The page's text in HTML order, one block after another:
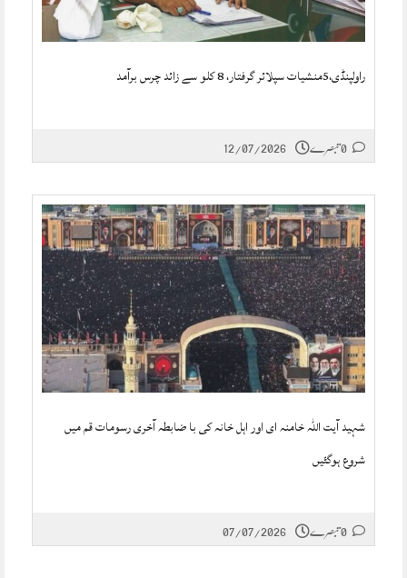
راولپنڈی،5منشیات سپلائر گرفتار، 8 کلو سے زائد چرس برآمد
12/07/2026
شہید آیت اللہ خامنہ ای اور اہل خانہ کی با ضابطہ آخری رسومات قم میں
شروع ہوگئیں
07/07/2026